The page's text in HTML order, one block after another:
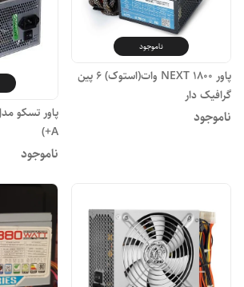
ناموجود
پاور NEXT ۱۸۰۰ وات(استوک) ۶ پین
گرافیک دار
ناموجود
A+)
ناموجود